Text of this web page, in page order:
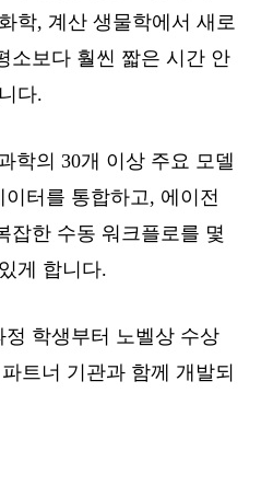
학, 계산 생물학에서 새로
소보다 훨씬 짧은 시간 안
다.
학의 30개 이상 주요 모델
터를 통합하고, 에이전
잡한 수동 워크플로를 몇
게 합니다.
학생부터 노벨상 수상
트너 기관과 함께 개발되